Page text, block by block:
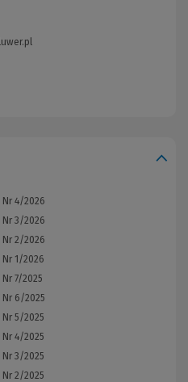
4/2026
3/2026
2/2026
1/2026
7/2025
6/2025
5/2025
4/2025
3/2025
2/2025